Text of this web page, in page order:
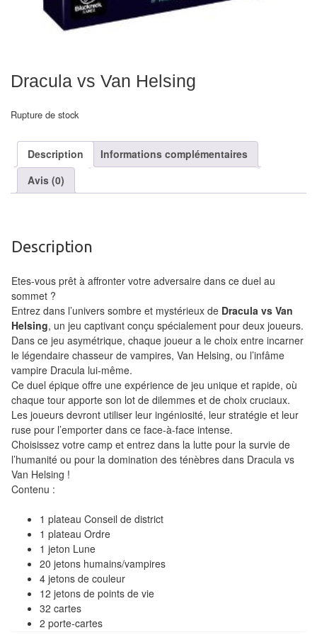
Echiquier
pour
aveugles
Logiciels
d'échecs
Livres
en
français
Tables
Accessoires
Jeux
de
société
Jeux
de
à
Collectionner
(TCG)
Les
Classiques
Dracula vs Van Helsing
Rupture de stock
Description
Informations complémentaires
Avis (0)
Description
Etes-vous prêt à affronter votre adversaire dans ce duel au
sommet ?
Entrez dans l’univers sombre et mystérieux de Dracula vs Van
Helsing, un jeu captivant conçu spécialement pour deux joueurs.
Dans ce jeu asymétrique, chaque joueur a le choix entre incarner
le légendaire chasseur de vampires, Van Helsing, ou l’infâme
vampire Dracula lui-même.
Ce duel épique offre une expérience de jeu unique et rapide, où
chaque tour apporte son lot de dilemmes et de choix cruciaux.
Les joueurs devront utiliser leur ingéniosité, leur stratégie et leur
ruse pour l’emporter dans ce face-à-face intense.
Choisissez votre camp et entrez dans la lutte pour la survie de
l’humanité ou pour la domination des ténèbres dans Dracula vs
Van Helsing !
Contenu :
1 plateau Conseil de district
1 plateau Ordre
1 jeton Lune
20 jetons humains/vampires
4 jetons de couleur
12 jetons de points de vie
32 cartes
2 porte-cartes